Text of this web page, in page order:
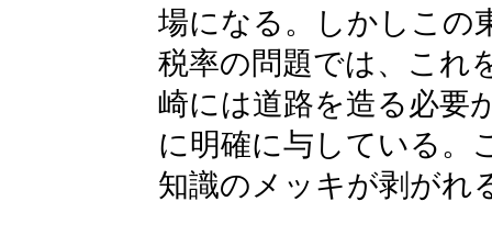
場になる。しかしこの
税率の問題では、これ
崎には道路を造る必要
に明確に与している。
知識のメッキが剥がれ